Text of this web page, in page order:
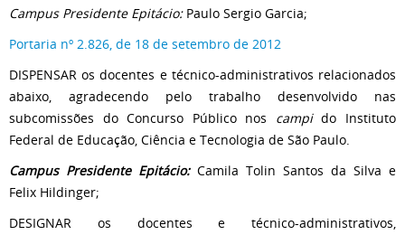
Campus Presidente Epitácio: Paulo Sergio Garcia;
Portaria nº 2.826, de 18 de setembro de 2012
DISPENSAR os docentes e técnico-administrativos relacionados
abaixo, agradecendo pelo trabalho desenvolvido nas
subcomissões do Concurso Público nos campido Instituto
Federal de Educação, Ciência e Tecnologia de São Paulo.
Campus Presidente Epitácio: Camila Tolin Santos da Silva e
Felix Hildinger;
DESIGNAR os docentes e técnico-administrativos,